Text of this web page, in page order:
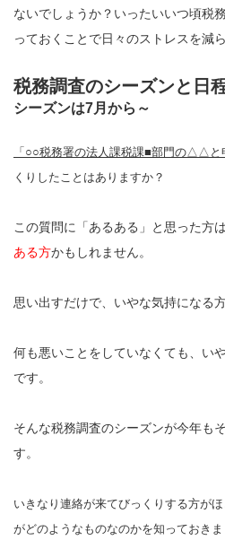
ないでしょうか？いったいいつ頃税
っておくことで日々のストレスを減
税務調査のシーズンと日
シーズンは7月から～
「○○税務署の法人課税課■部門の△△と
くりしたことはありますか？
この質問に「あるある」と思った方は
ある方かもしれません。
思い出すだけで、いやな気持になる
何も悪いことをしていなくても、い
です。
そんな税務調査のシーズンが今年も
す。
いきなり連絡が来てびっくりする方が
がどのようなものなのかを知っておきま